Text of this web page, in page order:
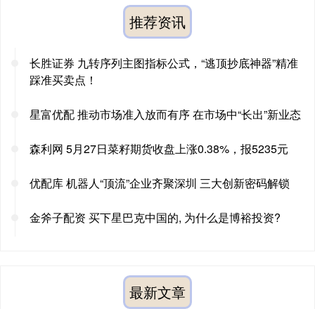
推荐资讯
长胜证券 九转序列主图指标公式，“逃顶抄底神器”精准
踩准买卖点！
星富优配 推动市场准入放而有序 在市场中“长出”新业态
森利网 5月27日菜籽期货收盘上涨0.38%，报5235元
优配库 机器人“顶流”企业齐聚深圳 三大创新密码解锁
金斧子配资 买下星巴克中国的, 为什么是博裕投资?
最新文章